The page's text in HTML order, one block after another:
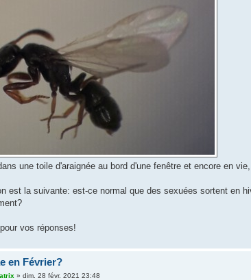
une toile d'araignée au bord d'une fenêtre et encore en
est la suivante: est-ce normal que des sexuées sortent en
vos réponses!
en Février?
» dim. 28 févr. 2021 23:48